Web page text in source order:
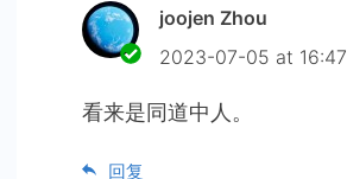
joojen Zhou
2023-07-05 at 16:47
看来是同道中人。
回复